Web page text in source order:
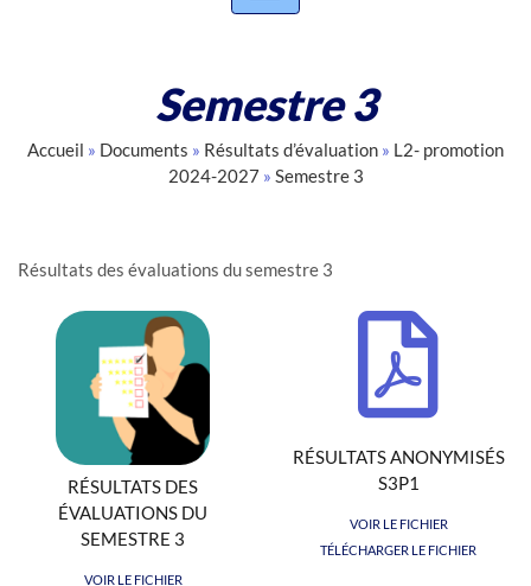
Semestre 3
Accueil » Documents » Résultats d’évaluation » L2- promotion
2024-2027» Semestre 3
Résultats des évaluations du semestre 3
RÉSULTATS DES
ÉVALUATIONS DU
SEMESTRE 3
VOIR LE FICHIER
RÉSULTATS ANONYMISÉS
S3P1
VOIR LE FICHIER
TÉLÉCHARGER LE FICHIER